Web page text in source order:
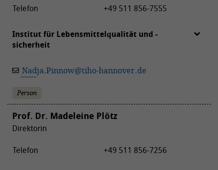
Telefon +49 511 856-7555
Institut für Lebensmittelqualität und -
sicherheit
Nadja.Pinnow@tiho-hannover.de
Person
Prof. Dr. Madeleine Plötz
Direktorin
Telefon +49 511 856-7256